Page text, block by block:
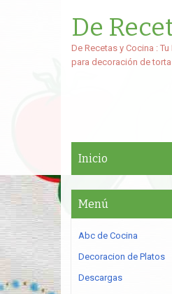
De
De Recetas y Cocina :
para decoración de
Inicio
Menú
Abc de Cocina
Decoracion de Platos
Descargas